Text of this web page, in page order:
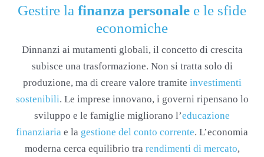
Gestire la finanza personale e le sfide
economiche
Dinnanzi ai mutamenti globali, il concetto di crescita
subisce una trasformazione. Non si tratta solo di
produzione, ma di creare valore tramite investimenti
sostenibili. Le imprese innovano, i governi ripensano lo
sviluppo e le famiglie migliorano l’educazione
finanziaria e la gestione del conto corrente. L’economia
moderna cerca equilibrio tra rendimenti di mercato,